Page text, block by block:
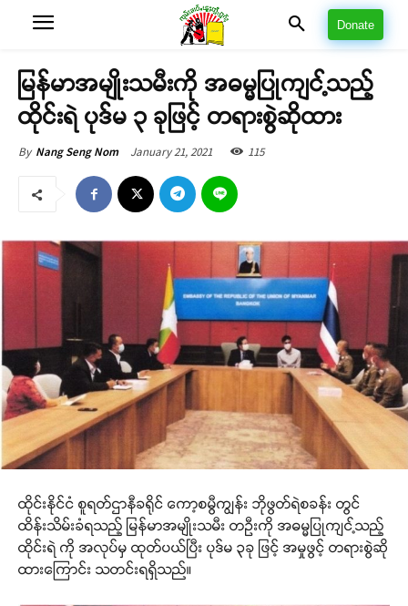
Donate
မြန်မာအမျိုးသမီးကို အဓမ္မပြုကျင့်သည့်
ထိုင်းရဲ ပုဒ်မ ၃ ခုဖြင့် တရားစွဲဆိုထား
By Nang Seng Nom January 21, 2021 115
ထိုင်းနိုင်ငံ စူရတ်ဌာနီခရိုင် ကော့စမွီကျွန်း ဘိုဖွတ်ရဲစခန်း တွင်
ထိန်းသိမ်းခံရသည့် မြန်မာအမျိုးသမီး တဦးကို အဓမ္မပြုကျင့်သည့်
ထိုင်းရဲ ကို အလုပ်မှ ထုတ်ပယ်ပြီး ပုဒ်မ ၃ခု ဖြင့် အမှုဖွင့် တရားစွဲဆို
ထားကြောင်း သတင်းရရှိသည်။